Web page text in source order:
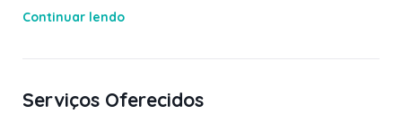
mais força, flexibilidade, relaxamento e qualidade de
especializados e um atendimento personalizado,
Continuar lendo
Serviços Oferecidos